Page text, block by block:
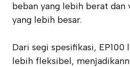
beban yang lebih berat
yang lebih besar.
Dari segi spesifikasi, EP100
lebih fleksibel,